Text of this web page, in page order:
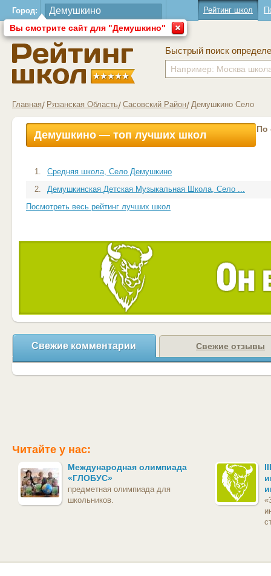
Город:
Вы смотрите сайт для "Демушкино"
Рейтинг школ
Быстрый поиск
Главная Рязанская Область Сасовский Район Демушкино Село
Демушкино — топ лучших школ По
1.
Средняя школа, Село Демушкино
2.
Демушкинская Детская Музыкальная Школа, Село ...
Посмотреть весь рейтинг лучших школ
Свежие комментарии Свежие отзывы
Читайте у нас:
Международная олимпиада
«ГЛОБУС»
предметная олимпиада для
школьников.